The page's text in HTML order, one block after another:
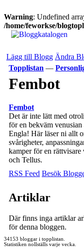
Warning: Undefined
/home/feworkse/
Lägg till Blogg Ändra
Topplistan —
Fembot
Fembot
Det är inte lätt med
för en bekväm venusian
Engla! Här läser ni allt
svårigheter,
kamper för en rättvisare
och Tellus.
RSS Feed Besök
Artiklar
Där finns inga artiklar
för denna bloggen.
34153 bloggar i topplistan.
Statistiken nollställs varje vecka.